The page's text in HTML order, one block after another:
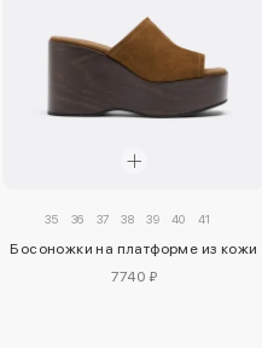
35 36 37 38 39 40 41
Босоножки на платформе из кожи
7740 ₽